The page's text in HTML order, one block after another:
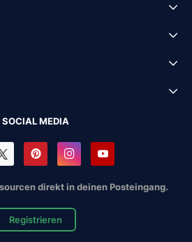
SOCIAL MEDIA
direkt in deinen Posteingang.
Registrieren